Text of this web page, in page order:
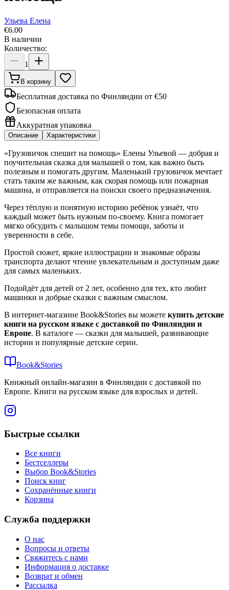
Ульева Елена
€6.00
В наличии
Количество:
1
В корзину
Бесплатная доставка по Финляндии от €50
Безопасная оплата
Аккуратная упаковка
Описание Характеристики
«Грузовичок спешит на помощь» Елены Ульевой — добрая и
поучительная сказка для малышей о том, как важно быть
полезным и помогать другим. Маленький грузовичок мечтает
стать таким же важным, как скорая помощь или пожарная
машина, и отправляется на поиски своего предназначения.
Через тёплую и понятную историю ребёнок узнаёт, что
каждый может быть нужным по-своему. Книга помогает
мягко обсудить с малышом темы помощи, заботы и
уверенности в себе.
Простой сюжет, яркие иллюстрации и знакомые образы
транспорта делают чтение увлекательным и доступным даже
для самых маленьких.
Подойдёт для детей от 2 лет, особенно для тех, кто любит
машинки и добрые сказки с важным смыслом.
В интернет-магазине Book&Stories вы можете купить детские
книги на русском языке с доставкой по Финляндии и
Европе. В каталоге — сказки для малышей, развивающие
истории и популярные детские серии.
Book&Stories
Книжный онлайн-магазин в Финляндии с доставкой по
Европе. Книги на русском языке для взрослых и детей.
Быстрые ссылки
Все книги
Бестселлеры
Выбор Book&Stories
Поиск книг
Сохранённые книги
Корзина
Служба поддержки
О нас
Вопросы и ответы
Свяжитесь с нами
Информация о доставке
Возврат и обмен
Рассылка